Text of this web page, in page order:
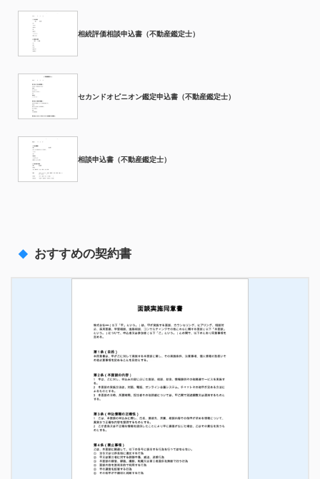
相続評価相談申込書（不動産鑑定士）
セカンドオピニオン鑑定申込書（不動産鑑定士）
相談申込書（不動産鑑定士）
おすすめの契約書